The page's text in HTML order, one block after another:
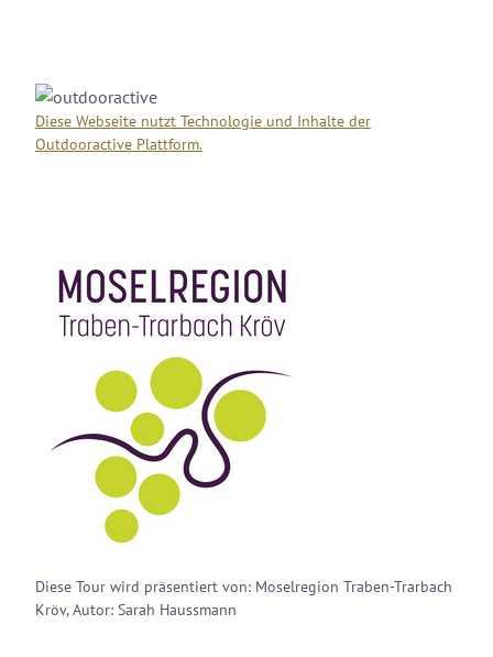
Diese Webseite nutzt Technologie und Inhalte der
Outdooractive Plattform.
Diese Tour wird präsentiert von: Moselregion Traben-Trarbach
Kröv, Autor: Sarah Haussmann